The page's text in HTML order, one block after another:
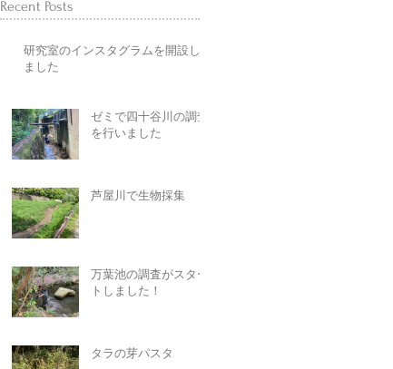
Recent Posts
研究室のインスタグラムを開設し
ました
ゼミで四十谷川の調査
を行いました
芦屋川で生物採集
万葉池の調査がスター
トしました！
タラの芽パスタ